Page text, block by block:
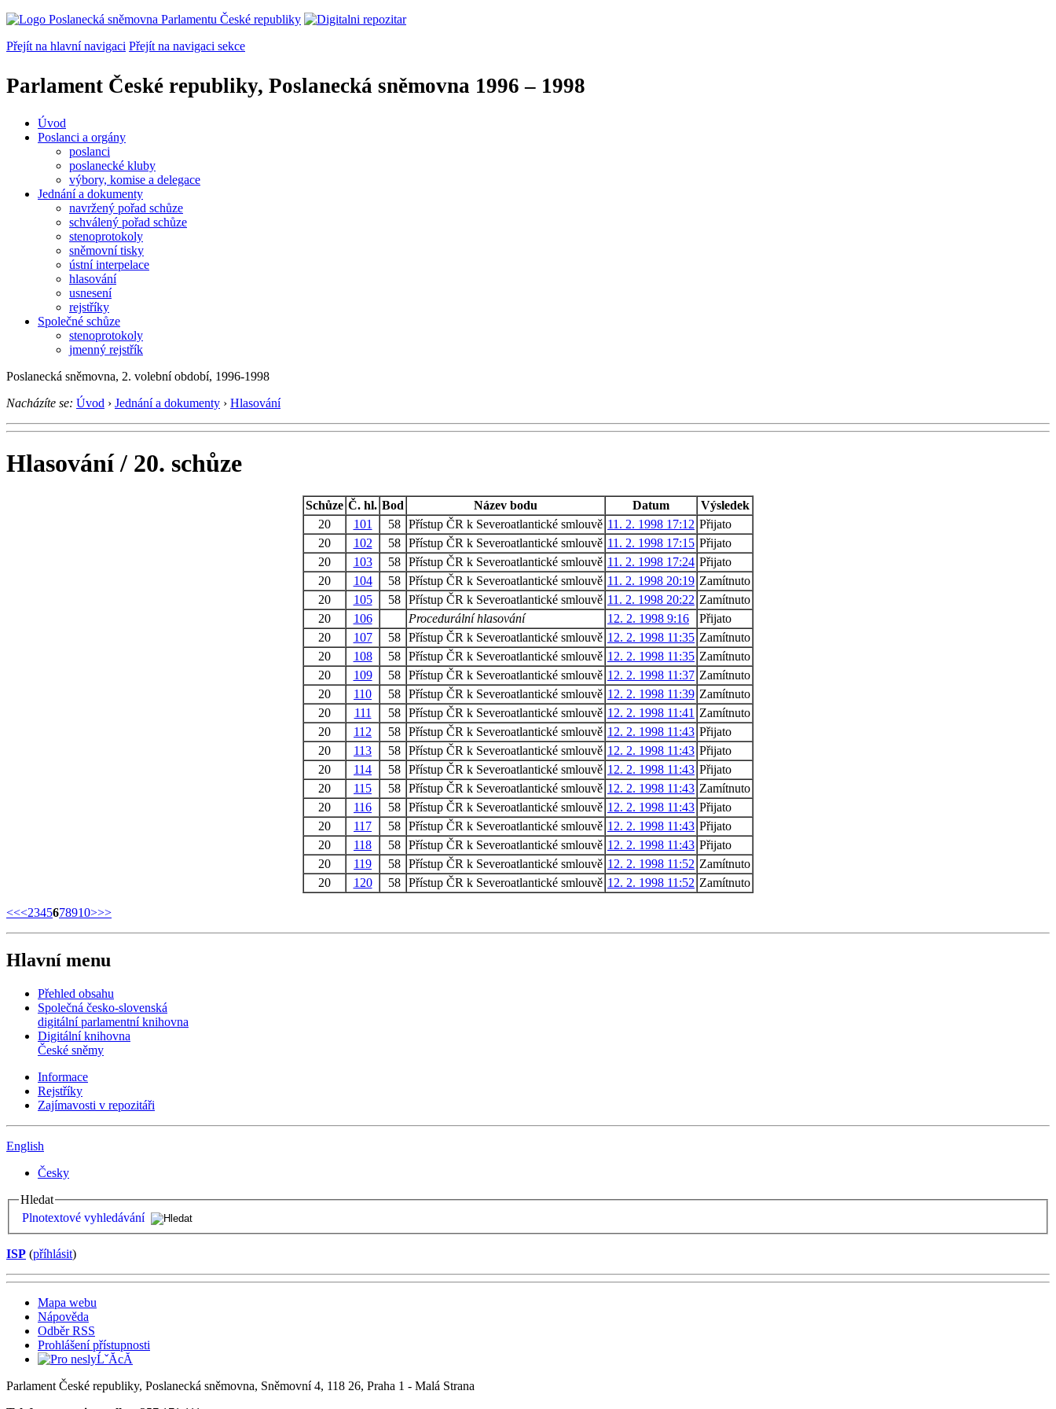
Přejít na hlavní navigaci Přejít na navigaci sekce
Parlament České republiky, Poslanecká sněmovna 1996 – 1998
Úvod
Poslanci a orgány
poslanci
poslanecké kluby
výbory, komise a delegace
Jednání a dokumenty
navržený pořad schůze
schválený pořad schůze
stenoprotokoly
sněmovní tisky
ústní interpelace
hlasování
usnesení
rejstříky
Společné schůze
stenoprotokoly
jmenný rejstřík
Poslanecká sněmovna, 2. volební období, 1996-1998
Nacházíte se: Úvod › Jednání a dokumenty › Hlasování
Hlasování / 20. schůze
Schůze Č. hl. Bod Název bodu Datum
Výsledek
20
101 58 Přístup ČR k Severoatlantické smlouvě 11. 2. 1998 17:12 Přijato
20
102 58 Přístup ČR k Severoatlantické smlouvě 11. 2. 1998 17:15 Přijato
20
103 58 Přístup ČR k Severoatlantické smlouvě 11. 2. 1998 17:24 Přijato
20
104 58 Přístup ČR k Severoatlantické smlouvě 11. 2. 1998 20:19 Zamítnuto
20
105 58 Přístup ČR k Severoatlantické smlouvě 11. 2. 1998 20:22 Zamítnuto
20
106 Procedurální hlasování 12. 2. 1998 9:16
Přijato
20
107 58 Přístup ČR k Severoatlantické smlouvě 12. 2. 1998 11:35 Zamítnuto
20
108 58 Přístup ČR k Severoatlantické smlouvě 12. 2. 1998 11:35 Zamítnuto
20
109 58 Přístup ČR k Severoatlantické smlouvě 12. 2. 1998 11:37 Zamítnuto
20
110 58 Přístup ČR k Severoatlantické smlouvě 12. 2. 1998 11:39 Zamítnuto
20
111 58 Přístup ČR k Severoatlantické smlouvě 12. 2. 1998 11:41 Zamítnuto
20
112 58 Přístup ČR k Severoatlantické smlouvě 12. 2. 1998 11:43 Přijato
20
113 58 Přístup ČR k Severoatlantické smlouvě 12. 2. 1998 11:43 Přijato
20
114 58 Přístup ČR k Severoatlantické smlouvě 12. 2. 1998 11:43 Přijato
20
115 58 Přístup ČR k Severoatlantické smlouvě 12. 2. 1998 11:43 Zamítnuto
20
116 58 Přístup ČR k Severoatlantické smlouvě 12. 2. 1998 11:43 Přijato
20
117 58 Přístup ČR k Severoatlantické smlouvě 12. 2. 1998 11:43 Přijato
20
118 58 Přístup ČR k Severoatlantické smlouvě 12. 2. 1998 11:43 Přijato
20
119 58 Přístup ČR k Severoatlantické smlouvě 12. 2. 1998 11:52 Zamítnuto
20
120 58 Přístup ČR k Severoatlantické smlouvě 12. 2. 1998 11:52 Zamítnuto
<<<2345678910>>>
Hlavní menu
Přehled obsahu
Společná česko-slovenská
digitální parlamentní knihovna
Digitální knihovna
České sněmy
Informace
Rejstříky
Zajímavosti v repozitáři
English
Česky
Hledat
Plnotextové vyhledávání
ISP (příhlásit)
Mapa webu
Nápověda
Odběr RSS
Prohlášení přístupnosti
Parlament České republiky, Poslanecká sněmovna, Sněmovní 4, 118 26, Praha 1 - Malá Strana